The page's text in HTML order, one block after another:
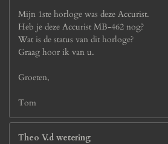
Mijn 1ste horloge was deze Accurist.
Heb je deze Accurist MB-462 nog?
Wat is de status van dit horloge?
Graag hoor ik van u.
Groeten,
Tom
Theo V.d wetering